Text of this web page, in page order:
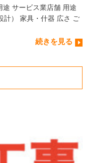
サービス業店舗 用途
計） 家具・什器 広さ ご
続きを見る